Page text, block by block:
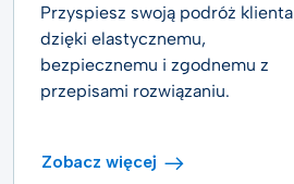
Przyspiesz swoją podróż klienta
dzięki elastycznemu,
bezpiecznemu i zgodnemu z
przepisami rozwiązaniu.
Zobacz więcej